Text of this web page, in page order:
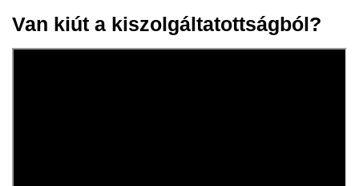
Van kiút a kiszolgáltatottságból?